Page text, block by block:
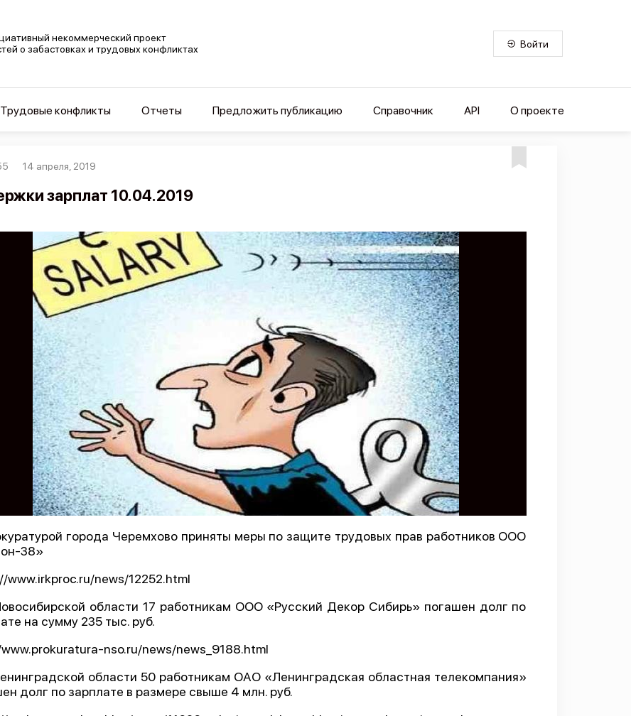
некоммерческий проект
о забастовках и трудовых конфликтах
Войти
Трудовые конфликты Отчеты Предложить публикацию Справочник API О проекте
14 апреля, 2019
зарплат 10.04.2019
города Черемхово приняты меры по защите трудовых прав работников ООО
38»
www.irkproc.ru/news/12252.html
области 17 работникам ООО «Русский Декор Сибирь» погашен долг по
на сумму 235 тыс. руб.
nso.ru/news/news_9188.html
области 50 работникам ОАО «Ленинградская областная телекомпания»
долг по зарплате в размере свыше 4 млн. руб.